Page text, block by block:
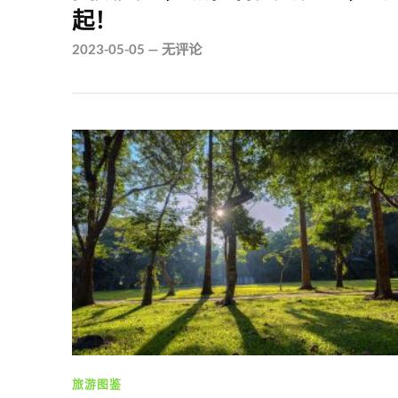
起！
2023-05-05 — 无评论
旅游图鉴